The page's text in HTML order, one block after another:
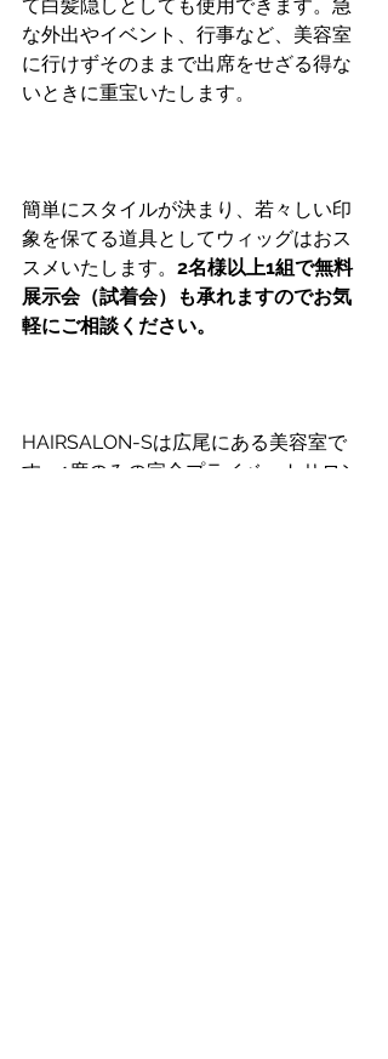
て白髪隠しとしても使用できます。急
な外出やイベント、行事など、美容室
に行けずそのままで出席をせざる得な
いときに重宝いたします。
簡単にスタイルが決まり、若々しい印
象を保てる道具としてウィッグはおス
スメいたします。 2名様以上1組で無料
展示会（試着会）も承れますのでお気
軽にご相談ください。
HAIRSALON-Sは広尾にある美容室で
す。1席のみの完全プライベートサロン